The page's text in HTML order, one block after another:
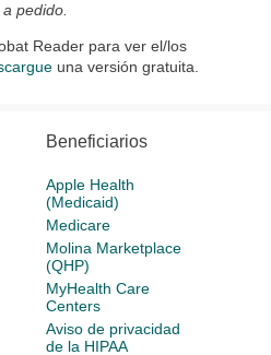
pedido.
Reader para ver el/los
una versión gratuita.
Beneficiarios
Apple Health
(Medicaid)
Medicare
Molina Marketplace
(QHP)
MyHealth Care
Centers
Aviso de privacidad
de la HIPAA